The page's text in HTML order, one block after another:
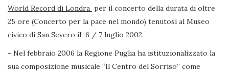
World Record di Londra per il concerto della durata di oltre
25 ore (Concerto per la pace nel mondo) tenutosi al Museo
civico di San Severo il 6 / 7 luglio 2002.
- Nel febbraio 2006 la Regione Puglia ha istituzionalizzato la
sua composizione musicale “Il Centro del Sorriso” come